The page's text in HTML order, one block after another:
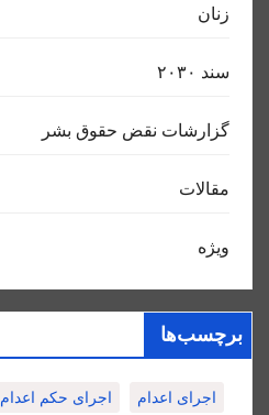
زنان
سند ٢٠٣٠
گزارشات نقض حقوق بشر
مقالات
ویژه
برچسب‌ها
اجرای اعدام اجرای حکم اعدام